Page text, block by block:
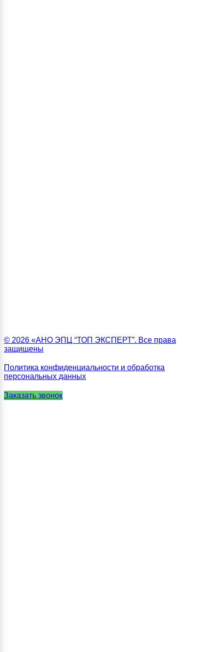
© 2026 «АНО ЭПЦ “ТОП ЭКСПЕРТ”. Все права
защищены
Политика конфиденциальности и обработка
персональных данных
Заказать звонок